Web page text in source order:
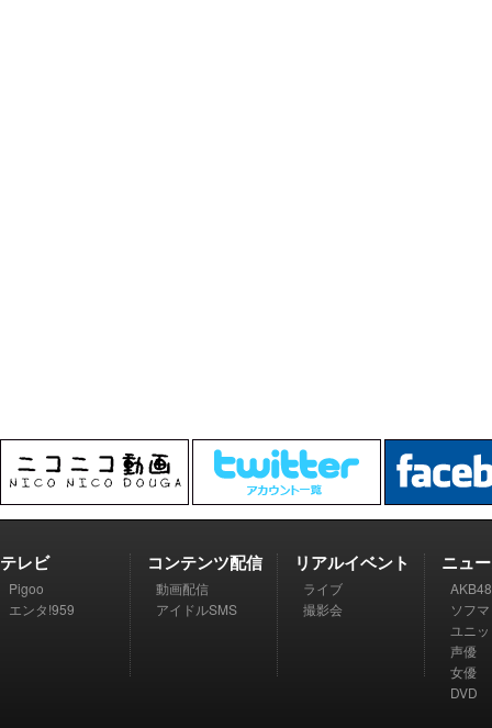
テレビ
Pigoo
エンタ!959
コンテンツ配信
動画配信
アイドルSMS
リアルイベント
ライブ
撮影会
ニュ
AKB48
ソフ
ユニ
声優
女優
DVD